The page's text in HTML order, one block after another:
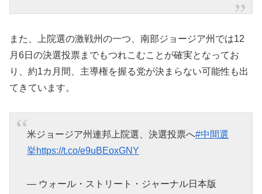
また、上院選の激戦州の一つ、南部ジョージア州では12
月6日の決選投票までもつれこむことが確実となってお
り、約1カ月間、主導権を握る党が決まらない可能性も出
てきています。
米ジョージア州連邦上院選、決選投票へ#中間選
挙https://t.co/e9uBEoxGNY
— ウォール・ストリート・ジャーナル日本版